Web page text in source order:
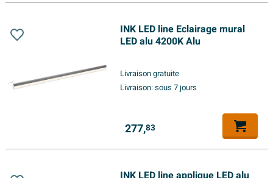
INK LED line Eclairage mural
LED alu 4200K Alu
Livraison gratuite
Livraison:sous 7 jours
277,83